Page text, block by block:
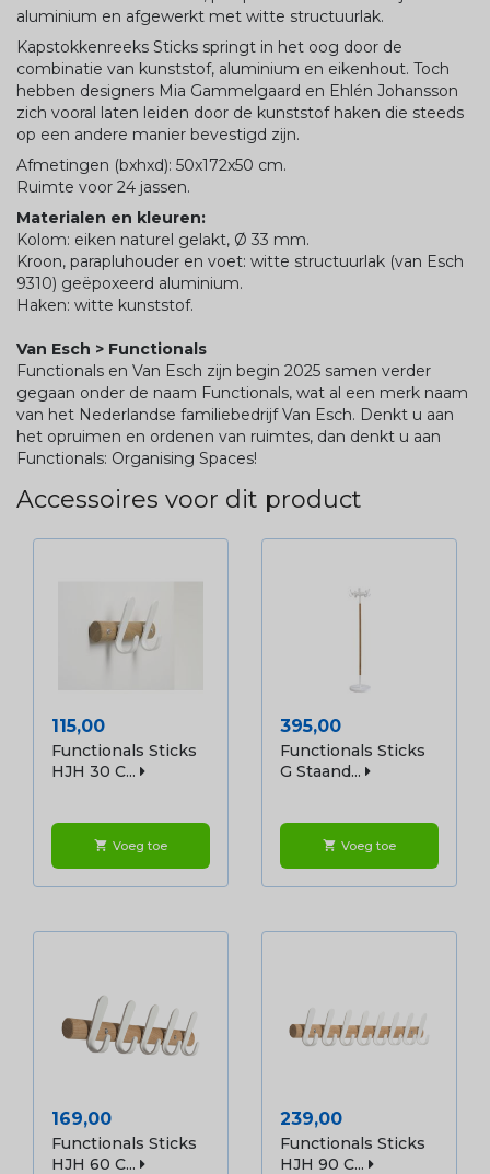
aluminium en afgewerkt met witte structuurlak.
Kapstokkenreeks Sticks springt in het oog door de
combinatie van kunststof, aluminium en eikenhout. Toch
hebben designers Mia Gammelgaard en Ehlén Johansson
zich vooral laten leiden door de kunststof haken die steeds
op een andere manier bevestigd zijn.
Afmetingen (bxhxd): 50x172x50 cm.
Ruimte voor 24 jassen.
Materialen en kleuren:
Kolom: eiken naturel gelakt, Ø 33 mm.
Kroon, parapluhouder en voet: witte structuurlak (van Esch
9310) geëpoxeerd aluminium.
Haken: witte kunststof.
Van Esch > Functionals
Functionals en Van Esch zijn begin 2025 samen verder
gegaan onder de naam Functionals, wat al een merk naam
van het Nederlandse familiebedrijf Van Esch. Denkt u aan
het opruimen en ordenen van ruimtes, dan denkt u aan
Functionals: Organising Spaces!
Accessoires voor dit product
Prijs
115,00
Functionals Sticks
HJH 30 C...
shopping_cart Voeg toe
Prijs
395,00
Functionals Sticks
G Staand...
shopping_cart Voeg toe
Prijs
169,00
Functionals Sticks
HJH 60 C...
Prijs
239,00
Functionals Sticks
HJH 90 C...